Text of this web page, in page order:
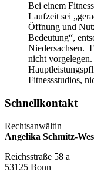
Bei einem
Laufzeit sei
Öffnung und
Bedeutung“,
Niedersachsen.
nicht
Fitnessstudios,
Schnellkontakt
Rechtsanwältin
Angelika Schmitz-
Reichsstraße 58 a
53125 Bonn